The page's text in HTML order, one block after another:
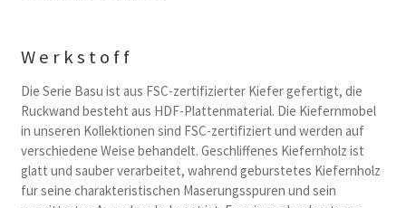
Werkstoff
Die Serie Basu ist aus FSC-zertifizierter Kiefer gefertigt, die
Ruckwand besteht aus HDF-Plattenmaterial. Die Kiefernmobel
in unseren Kollektionen sind FSC-zertifiziert und werden auf
verschiedene Weise behandelt. Geschliffenes Kiefernholz ist
glatt und sauber verarbeitet, wahrend geburstetes Kiefernholz
fur seine charakteristischen Maserungsspuren und sein